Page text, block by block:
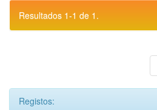
Resultados 1-1 de 1.
Registos: